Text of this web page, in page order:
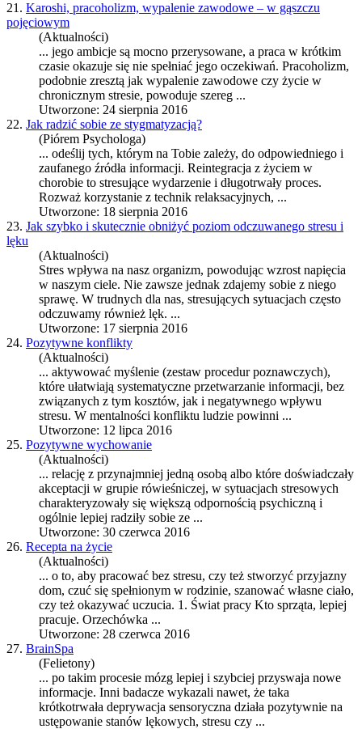
21. Karoshi, pracoholizm, wypalenie zawodowe – w gąszczu
pojęciowym
(Aktualności)
... jego ambicje są mocno przerysowane, a praca w krótkim
czasie okazuje się nie spełniać jego oczekiwań. Pracoholizm,
podobnie zresztą jak wypalenie zawodowe czy życie w
chronicznym stresie, powoduje szereg ...
Utworzone: 24 sierpnia 2016
22. Jak radzić sobie ze stygmatyzacją?
(Piórem Psychologa)
... odeślij tych, którym na Tobie zależy, do odpowiedniego i
zaufanego źródła informacji. Reintegracja z życiem w
chorobie to stresujące wydarzenie i długotrwały proces.
Rozważ korzystanie z technik relaksacyjnych, ...
Utworzone: 18 sierpnia 2016
23. Jak szybko i skutecznie obniżyć poziom odczuwanego stresu i
lęku
(Aktualności)
Stres wpływa na nasz organizm, powodując wzrost napięcia
w naszym ciele. Nie zawsze jednak zdajemy sobie z niego
sprawę. W trudnych dla nas, stresujących sytuacjach często
odczuwamy również lęk. ...
Utworzone: 17 sierpnia 2016
24. Pozytywne konflikty
(Aktualności)
... aktywować myślenie (zestaw procedur poznawczych),
które ułatwiają systematyczne przetwarzanie informacji, bez
związanych z tym kosztów, jak i negatywnego wpływu
stresu. W mentalności konfliktu ludzie powinni ...
Utworzone: 12 lipca 2016
25. Pozytywne wychowanie
(Aktualności)
... relację z przynajmniej jedną osobą albo które doświadczały
akceptacji w grupie rówieśniczej, w sytuacjach stresowych
charakteryzowały się większą odpornością psychiczną i
ogólnie lepiej radziły sobie ze ...
Utworzone: 30 czerwca 2016
26. Recepta na życie
(Aktualności)
... o to, aby pracować bez stresu, czy też stworzyć przyjazny
dom, czuć się spełnionym w rodzinie, szanować własne ciało,
czy też okazywać uczucia. 1. Świat pracy Kto sprząta, lepiej
pracuje. Orzechówka ...
Utworzone: 28 czerwca 2016
27. BrainSpa
(Felietony)
... po takim procesie mózg lepiej i szybciej przyswaja nowe
informacje. Inni badacze wykazali nawet, że taka
krótkotrwała deprywacja sensoryczna działa pozytywnie na
ustępowanie stanów lękowych, stresu czy ...